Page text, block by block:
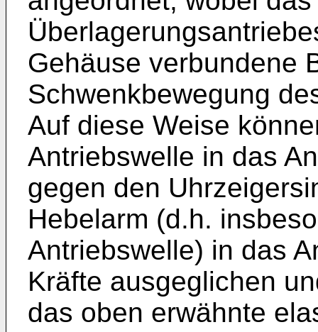
Gehäuse verbundene
Schwenkbewegung
Auf diese Weise
Antriebswelle in das
gegen den
Hebelarm (d.h.
Antriebswelle) in das
Kräfte ausgeglichen
das oben erwähnte